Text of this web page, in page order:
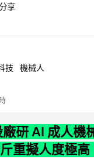
享
技 機械人
研 AI 成人機
重擬人度極高